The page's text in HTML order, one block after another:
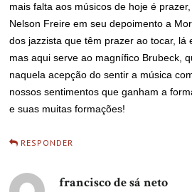
mais falta aos músicos de hoje é
Nelson Freire em seu depoimento a
dos jazzista que têm prazer ao tocar, lá
mas aqui serve ao magnífico Brubeck,
naquela acepção do sentir a música
nossos sentimentos que ganham a
e suas muitas formações!
RESPONDER
francisco de sá neto